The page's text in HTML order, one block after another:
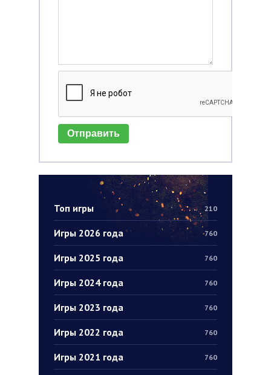
Топ игры 210
Игры 2026 года 760
Игры 2025 года 760
Игры 2024 года 760
Игры 2023 года 760
Игры 2022 года 760
Игры 2021 года 760
Отправить